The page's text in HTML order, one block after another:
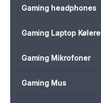
Gaming headphones
Gaming Laptop Kølere
Gaming Mikrofoner
Gaming Mus